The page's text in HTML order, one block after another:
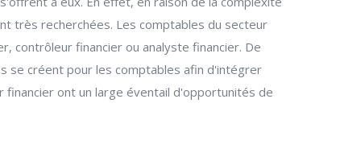
très recherchées. Les comptables du secteur
contrôleur financier ou analyste financier. De
se créent pour les comptables afin d'intégrer
ont un large éventail d'opportunités de